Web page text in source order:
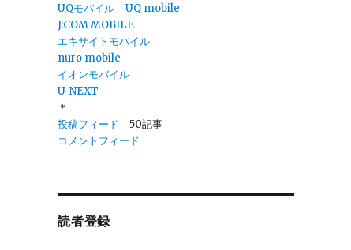
UQモバイル
UQ mobile
J:COM MOBILE
エキサイトモバイル
nuro mobile
イオンモバイル
U-NEXT
＊
投稿フィード 50記事
コメントフィード
読者登録